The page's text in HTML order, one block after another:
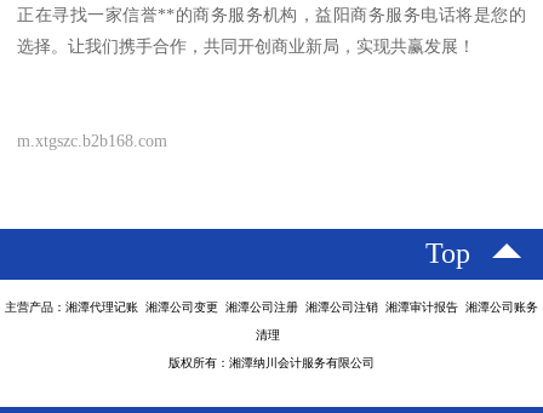
正在寻找一家信誉**的商务服务机构，益阳商务服务电话将是您的
选择。让我们携手合作，共同开创商业新局，实现共赢发展！
m.xtgszc.b2b168.com
Top
主营产品：湘潭代理记账 湘潭公司变更 湘潭公司注册 湘潭公司注销 湘潭审计报告 湘潭公司账务
清理
版权所有：湘潭纳川会计服务有限公司